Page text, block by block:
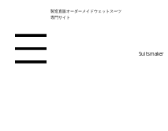
Suitsmaker
製造直販オーダーメイドウェットスーツ
専門サイト